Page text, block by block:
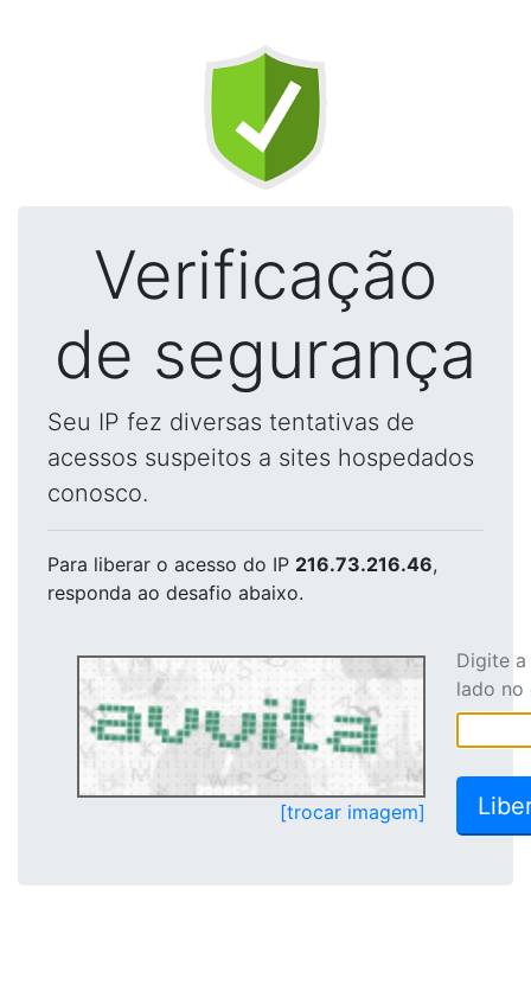
Verificação
de segurança
Seu IP fez diversas tentativas de
acessos suspeitos a sites hospedados
conosco.
Para liberar o acesso do IP 216.73.216.46,
responda ao desafio abaixo.
[trocar imagem]
Digite
lado no